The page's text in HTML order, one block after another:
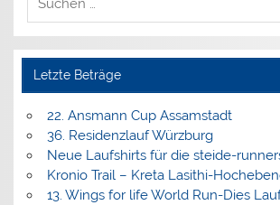
Letzte Beträge
22. Ansmann Cup Assamstadt
36. Residenzlauf Würzburg
Neue Laufshirts für die steide-
Kronio Trail – Kreta Lasithi-
13. Wings for life World Run-Dies